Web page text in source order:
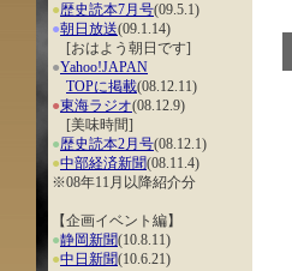
●歴史読本7月号(09.5.1)
●朝日放送(09.1.14)
[おはよう朝日です]
●Yahoo!JAPAN
TOPに掲載(08.12.11)
●東海ラジオ(08.12.9)
[美味時間]
●歴史読本2月号(08.12.1)
●中部経済新聞(08.11.4)
※08年11月以降紹介分
【企画イベント編】
●静岡新聞(10.8.11)
●中日新聞(10.6.21)